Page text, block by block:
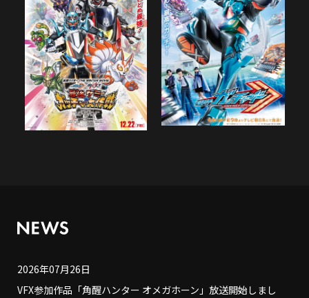
2026年07月26日
VFX参加作品「角醒ハンター オメガホーン」放送開始しまし